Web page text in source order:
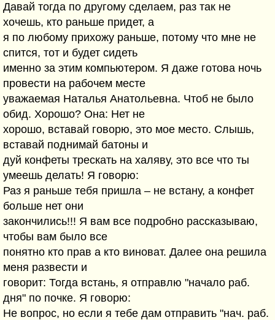
Давай тогда по другому сделаем, раз так не
хочешь, кто раньше придет, а
я по любому прихожу раньше, потому что мне не
спится, тот и будет сидеть
именно за этим компьютером. Я даже готова ночь
провести на рабочем месте
уважаемая Наталья Анатольевна. Чтоб не было
обид. Хорошо? Она: Нет не
хорошо, вставай говорю, это мое место. Слышь,
вставай поднимай батоны и
дуй конфеты трескать на халяву, это все что ты
умеешь делать! Я говорю:
Раз я раньше тебя пришла – не встану, а конфет
больше нет они
закончились!!! Я вам все подробно рассказываю,
чтобы вам было все
понятно кто прав а кто виноват. Далее она решила
меня развести и
говорит: Тогда встань, я отправлю "начало раб.
дня" по почке. Я говорю:
Не вопрос, но если я тебе дам отправить "нач. раб.